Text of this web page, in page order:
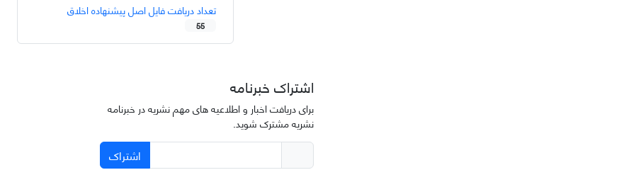
تعداد دریافت فایل اصل پیشنهاده اخلاق
55
اشتراک خبرنامه
برای دریافت اخبار و اطلاعیه های مهم نشریه در خبرنامه
نشریه مشترک شوید.
اشتراک